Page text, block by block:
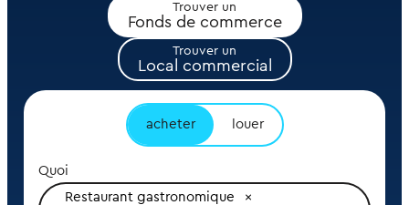
Trouver un
Fonds de commerce
Trouver un
Local commercial
acheter louer
Quoi
Restaurant gastronomique